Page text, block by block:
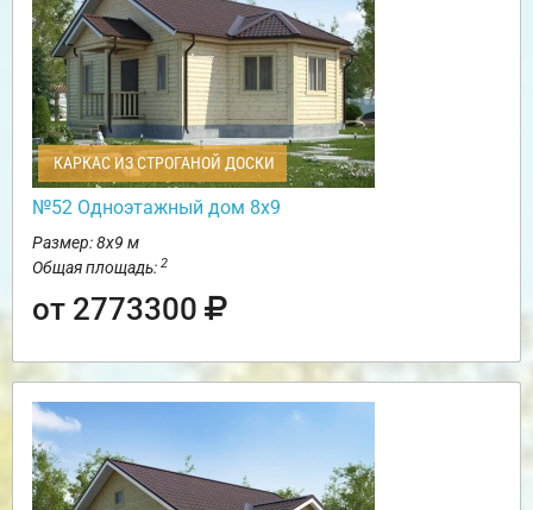
КАРКАС ИЗ СТРОГАНОЙ ДОСКИ
№52 Одноэтажный дом 8х9
Размер: 8х9 м
Общая площадь: 2
от 2773300